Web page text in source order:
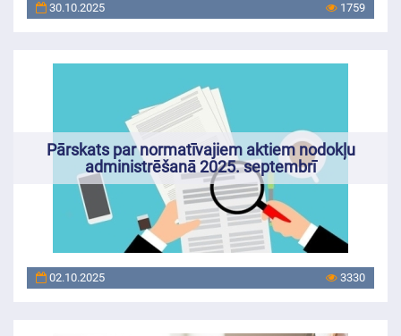
30.10.2025 1759
Pārskats par normatīvajiem aktiem nodokļu
administrēšanā 2025. septembrī
02.10.2025 3330